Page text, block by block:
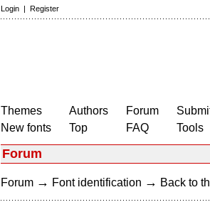
Login | Register
Themes
New fonts
Authors
Top
Forum
FAQ
Tools
Forum
Forum → Font identification → Back to